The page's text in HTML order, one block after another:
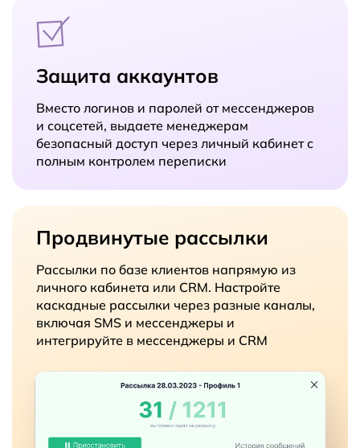
Защита аккаунтов
Вместо логинов и паролей от мессенджеров
и соцсетей, выдаете менеджерам
безопасный доступ через личный кабинет с
полным контролем переписки
Продвинутые рассылки
Рассылки по базе клиентов напрямую из
личного кабинета или CRM. Настройте
каскадные рассылки через разные каналы,
включая SMS и мессенджеры и
интегрируйте в мессенджеры и CRM